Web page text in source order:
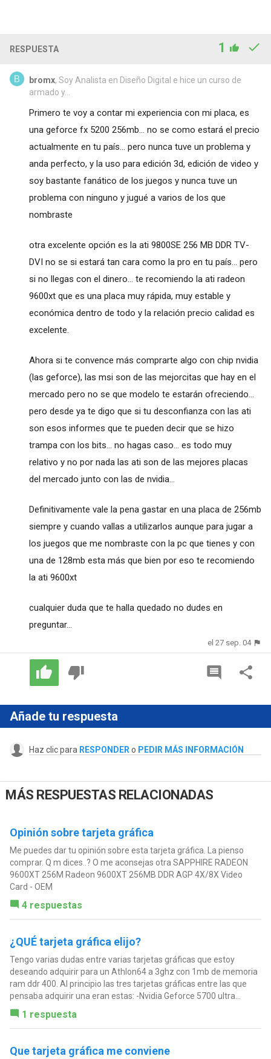
RESPUESTA 1
bromx, Soy Analista en Diseño Digital e hice un curso de
armado y...
Primero te voy a contar mi experiencia con mi placa, es
una geforce fx 5200 256mb... no se como estará el precio
actualmente en tu país... pero nunca tuve un problema y
anda perfecto, y la uso para edición 3d, edición de video y
soy bastante fanático de los juegos y nunca tuve un
problema con ninguno y jugué a varios de los que
nombraste
otra excelente opción es la ati 9800SE 256 MB DDR TV-
DVI no se si estará tan cara como la pro en tu país... pero
si no llegas con el dinero... te recomiendo la ati radeon
9600xt que es una placa muy rápida, muy estable y
económica dentro de todo y la relación precio calidad es
excelente.
Ahora si te convence más comprarte algo con chip nvidia
(las geforce), las msi son de las mejorcitas que hay en el
mercado pero no se que modelo te estarán ofreciendo...
pero desde ya te digo que si tu desconfianza con las ati
son esos informes que te pueden decir que se hizo
trampa con los bits... no hagas caso... es todo muy
relativo y no por nada las ati son de las mejores placas
del mercado junto con las de nvidia...
Definitivamente vale la pena gastar en una placa de 256mb
siempre y cuando vallas a utilizarlos aunque para jugar a
los juegos que me nombraste con la pc que tienes y con
una de 128mb esta más que bien por eso te recomiendo
la ati 9600xt
cualquier duda que te halla quedado no dudes en
preguntar...
el 27 sep. 04
Añade tu respuesta
Haz clic para RESPONDER o PEDIR MÁS INFORMACIÓN
MÁS RESPUESTAS RELACIONADAS
Opinión sobre tarjeta gráfica
Me puedes dar tu opinión sobre esta tarjeta gráfica. La pienso
comprar. Q m dices..? O me aconsejas otra SAPPHIRE RADEON
9600XT 256M Radeon 9600XT 256MB DDR AGP 4X/8X Video
Card - OEM
4 respuestas
¿QUÉ tarjeta gráfica elijo?
Tengo varias dudas entre varias tarjetas gráficas que estoy
deseando adquirir para un Athlon64 a 3ghz con 1mb de memoria
ram ddr 400. Al principio las tres tarjetas gráficas entre las que
pensaba adquirir una eran estas: -Nvidia Geforce 5700 ultra...
1 respuesta
Que tarjeta gráfica me conviene